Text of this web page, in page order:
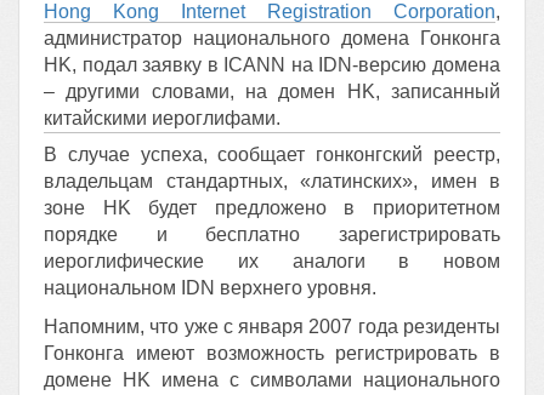
Hong Kong Internet Registration Corporation,
администратор национального домена Гонконга
HK, подал заявку в ICANN на IDN-версию домена
– другими словами, на домен HK, записанный
китайскими иероглифами.
В случае успеха, сообщает гонконгский реестр,
владельцам стандартных, «латинских», имен в
зоне HK будет предложено в приоритетном
порядке и бесплатно зарегистрировать
иероглифические их аналоги в новом
национальном IDN верхнего уровня.
Напомним, что уже с января 2007 года резиденты
Гонконга имеют возможность регистрировать в
домене HK имена с символами национального